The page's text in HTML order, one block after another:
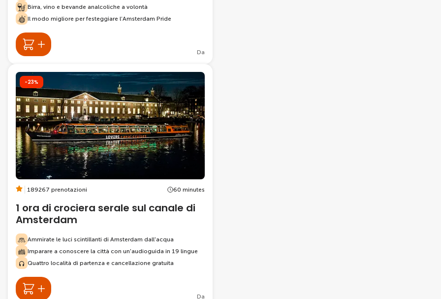
Birra, vino e bevande analcoliche a volontà
Il modo migliore per festeggiare l’Amsterdam Pride
Da
-23%
189267 prenotazioni 60 minutes
1 ora di crociera serale sul canale di
Amsterdam
Ammirate le luci scintillanti di Amsterdam dall'acqua
Imparare a conoscere la città con un'audioguida in 19 lingue
Quattro località di partenza e cancellazione gratuita
Da